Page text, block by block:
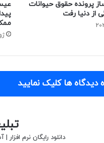
پرونده حقوق حیوانات
دیدگاه ها کلیک نمایید
دانلود رایگان نرم افزار